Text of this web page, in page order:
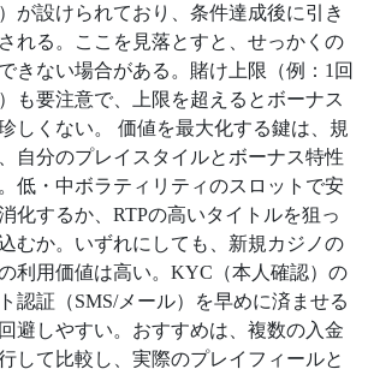
）が設けられており、条件達成後に引き
れる。ここを見落とすと、せっかくの
きない場合がある。賭け上限（例：1回
も要注意で、上限を超えるとボーナス
しくない。 価値を最大化する鍵は、規
自分のプレイスタイルとボーナス特性
低・中ボラティリティのスロットで安
化するか、RTPの高いタイトルを狙っ
むか。いずれにしても、新規カジノの
利用価値は高い。KYC（本人確認）の
認証（SMS/メール）を早めに済ませる
避しやすい。おすすめは、複数の入金
して比較し、実際のプレイフィールと